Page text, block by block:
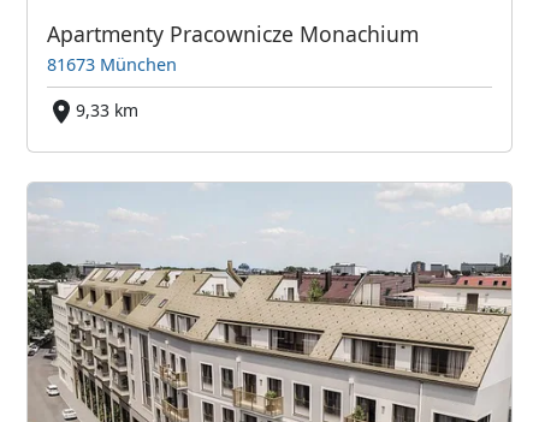
Apartmenty Pracownicze Monachium
81673 München
9,33 km